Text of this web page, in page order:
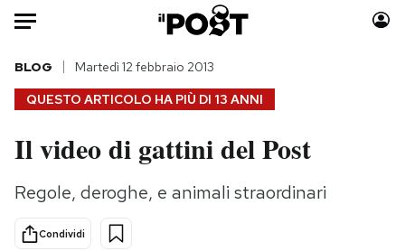
Auto
HOME
Italia
Politica
Tecnologia
Moda
Consumismi
QUESTO ARTICOLO HA PIÙ DI 13 ANNI
BLOG Martedì 12 febbraio 2013
Il video di gattini del Post
Regole, deroghe, e animali straordinari
Condividi